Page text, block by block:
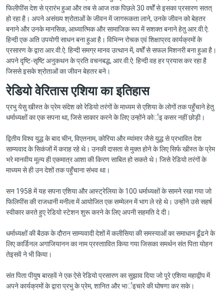
फिलीपींस देश से प्रारंभ हुआ और तब से आज तक पिछले 30 वर्षों से इसका प्रसारण सतत्
हो रहा है। अपने असंख्य श्रोताओं के जीवन में जागरूकता लाने, उनके जीवन को बेहतर
बनाने और उनके मानसिक, आध्यात्मिक और सामाजिक रूप में सशक्त बनाने हेतु आर.वी.ऐ.
हिन्दी एक अति उपयोगी साधन बना हुआ है। विभिन्न रोचक एवं शिक्षाप्रद कार्यक्रमों के
प्रसारण के द्वारा आर.वी.ऐ. हिन्दी समग्र मानव उत्थान में, वर्षों से सफल मिशनरी बना हुआ है।
अपने दृष्टि-सृष्टि अनुकथन के प्रति वचनबद्ध, आर.वी.ऐ. हिन्दी वह हर प्रयास कर रहा है
जिससे इसके श्रोताओं का जीवन बेहतर बने।
रेडियो वेरितास एशिया का इतिहास
प्रभु येसु खीस्त के प्रेम संदेश को रेडियो तरंगों के माध्यम से एशिया के लोगों तक पहुँचाने हेतु
धर्माध्यक्षों का एक सपना था, जिसे साकार करने के लिए उन्होंने कोर्इ कसर नहीं छोड़ी।
द्वितीय विश्व युद्ध के बाद चीन, विएतनाम, कोरिया और म्यांमार जैसे युद्ध से प्रभावित देश
साम्यवाद के सिकंजों में कराह रहे थे। उनकी दासता से मुक्त होने के लिए सिर्फ खीस्त के प्रेम
भरे मानवीय मूल्य ही एकमात्र आशा की किरण साबित हो सकते थे। जिसे रेडियो तरंगों के
माध्यम से ही उन देशों तक पहुँचाना संभव था।
सन 1958 में यह सपना एशिया और आस्ट्रेलिया के 100 धर्माध्यक्षों के सामने रखा गया जो
फिलिपींस की राजधानी मनीला में आयोजित एक सम्मेलन में भाग ले रहे थे। उन्होंने उसे सहर्ष
स्वीकार करते हुए रेडियो स्टेशन शुरू करने के लिए अपनी सहमति दे दी।
धर्माध्यक्षों की बैठक के दौरान साम्यवादी देशों में कलीसिया की समस्याओं का समाधान ढूँढने के
लिए कार्डिनल अगाजियानन का नाम प्रस्ताावित किया गया जिसका समर्थन संत पिता योहन
तेइसवें ने भी किया।
संत पिता पीयुष बारहवें ने एक ऐसे रेडियो प्रसारण का सुझाव दिया जो पूरे एशिया महाद्वीप में
अपने कार्यक्रमों के द्वारा प्रभु के प्रेम, शानित और भार्इचारे की घोषणा कर सके।